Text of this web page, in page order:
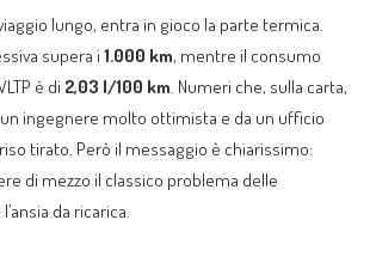
lungo, entra in gioco la parte termica.
supera i 1.000 km, mentre il consumo
è di 2,03 l/100 km. Numeri che, sulla carta,
ingegnere molto ottimista e da un ufficio
tirato. Però il messaggio è chiarissimo:
di mezzo il classico problema delle
da ricarica.